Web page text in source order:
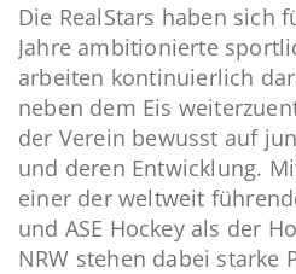
Die RealStars haben sich
Jahre ambitionierte
arbeiten kontinuierlich
neben dem Eis
der Verein bewusst auf
und deren Entwicklung.
einer der weltweit
und ASE Hockey als der
NRW stehen dabei starke